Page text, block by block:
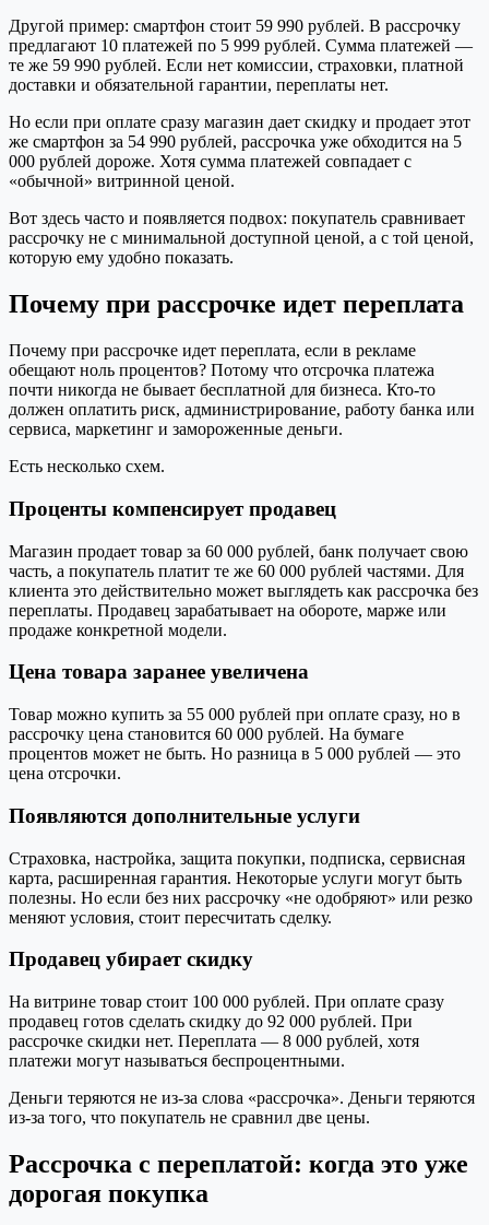
Другой пример: смартфон стоит 59 990 рублей. В рассрочку
предлагают 10 платежей по 5 999 рублей. Сумма платежей —
те же 59 990 рублей. Если нет комиссии, страховки, платной
доставки и обязательной гарантии, переплаты нет.
Но если при оплате сразу магазин дает скидку и продает этот
же смартфон за 54 990 рублей, рассрочка уже обходится на 5
000 рублей дороже. Хотя сумма платежей совпадает с
«обычной» витринной ценой.
Вот здесь часто и появляется подвох: покупатель сравнивает
рассрочку не с минимальной доступной ценой, а с той ценой,
которую ему удобно показать.
Почему при рассрочке идет переплата
Почему при рассрочке идет переплата, если в рекламе
обещают ноль процентов? Потому что отсрочка платежа
почти никогда не бывает бесплатной для бизнеса. Кто-то
должен оплатить риск, администрирование, работу банка или
сервиса, маркетинг и замороженные деньги.
Есть несколько схем.
Проценты компенсирует продавец
Магазин продает товар за 60 000 рублей, банк получает свою
часть, а покупатель платит те же 60 000 рублей частями. Для
клиента это действительно может выглядеть как рассрочка без
переплаты. Продавец зарабатывает на обороте, марже или
продаже конкретной модели.
Цена товара заранее увеличена
Товар можно купить за 55 000 рублей при оплате сразу, но в
рассрочку цена становится 60 000 рублей. На бумаге
процентов может не быть. Но разница в 5 000 рублей — это
цена отсрочки.
Появляются дополнительные услуги
Страховка, настройка, защита покупки, подписка, сервисная
карта, расширенная гарантия. Некоторые услуги могут быть
полезны. Но если без них рассрочку «не одобряют» или резко
меняют условия, стоит пересчитать сделку.
Продавец убирает скидку
На витрине товар стоит 100 000 рублей. При оплате сразу
продавец готов сделать скидку до 92 000 рублей. При
рассрочке скидки нет. Переплата — 8 000 рублей, хотя
платежи могут называться беспроцентными.
Деньги теряются не из-за слова «рассрочка». Деньги теряются
из-за того, что покупатель не сравнил две цены.
Рассрочка с переплатой: когда это уже
дорогая покупка